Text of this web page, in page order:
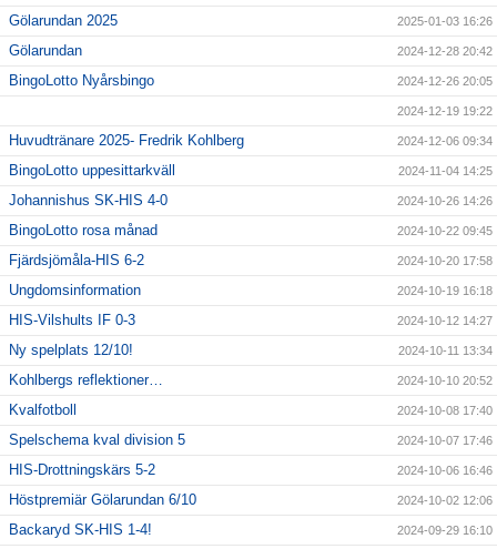
Gölarundan 2025 2025-01-03 16:26
Gölarundan 2024-12-28 20:42
BingoLotto Nyårsbingo 2024-12-26 20:05
2024-12-19 19:22
Huvudtränare 2025- Fredrik Kohlberg 2024-12-06 09:34
BingoLotto uppesittarkväll 2024-11-04 14:25
Johannishus SK-HIS 4-0 2024-10-26 14:26
BingoLotto rosa månad 2024-10-22 09:45
Fjärdsjömåla-HIS 6-2 2024-10-20 17:58
Ungdomsinformation 2024-10-19 16:18
HIS-Vilshults IF 0-3 2024-10-12 14:27
Ny spelplats 12/10! 2024-10-11 13:34
Kohlbergs reflektioner… 2024-10-10 20:52
Kvalfotboll 2024-10-08 17:40
Spelschema kval division 5 2024-10-07 17:46
HIS-Drottningskärs 5-2 2024-10-06 16:46
Höstpremiär Gölarundan 6/10 2024-10-02 12:06
Backaryd SK-HIS 1-4! 2024-09-29 16:10